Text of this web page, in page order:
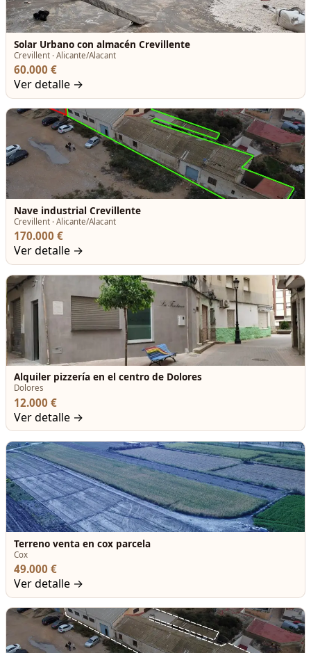
Solar Urbano con almacén Crevillente
Crevillent · Alicante/Alacant
60.000 €
Ver detalle →
Nave industrial Crevillente
Crevillent · Alicante/Alacant
170.000 €
Ver detalle →
Alquiler pizzería en el centro de Dolores
Dolores
12.000 €
Ver detalle →
Terreno venta en cox parcela
Cox
49.000 €
Ver detalle →